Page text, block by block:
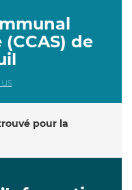
de
pour la